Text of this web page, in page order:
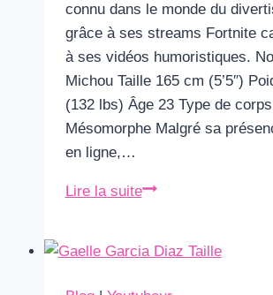
connu dans le monde du
grâce à ses streams Fortnite
à ses vidéos humoristiques.
Michou Taille 165 cm (5’5″)
(132 lbs) Âge 23 Type de
Mésomorphe Malgré sa
en ligne,…
Lire la suiteMichou